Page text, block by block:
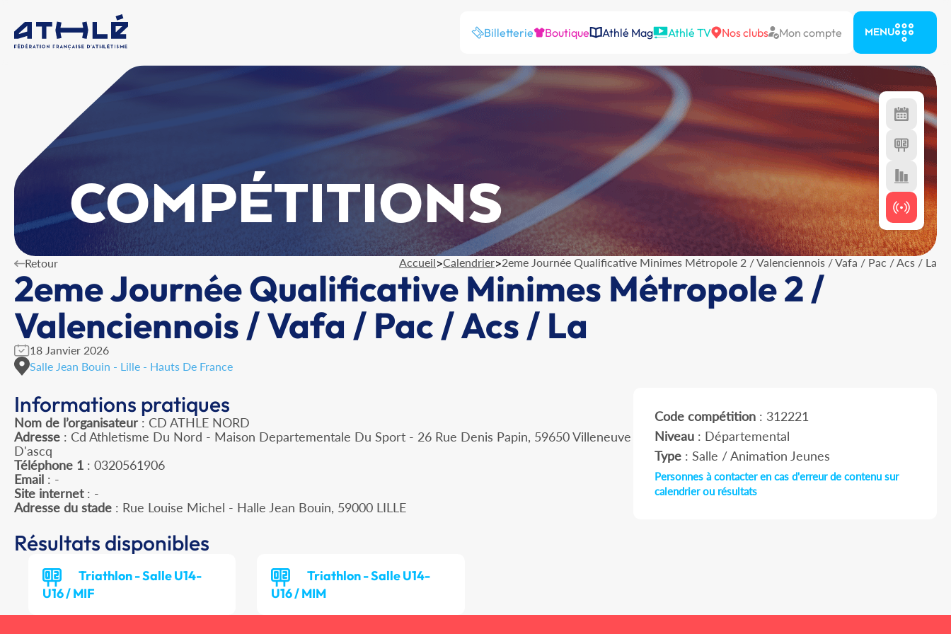
Billetterie Boutique Athlé Mag Athlé TV Nos clubs Mon compte MENU
COMPÉTITIONS
Retour Accueil>Calendrier>2eme Journée Qualificative Minimes Métropole 2 / Valenciennois / Vafa / Pac / Acs / La
2eme Journée Qualificative Minimes Métropole 2 /
Valenciennois / Vafa / Pac / Acs / La
18 Janvier 2026
Salle Jean Bouin - Lille - Hauts De France
Informations pratiques
Nom de l’organisateur : CD ATHLE NORD
Adresse : Cd Athletisme Du Nord - Maison Departementale Du Sport - 26 Rue Denis Papin, 59650 Villeneuve
D'ascq
Téléphone 1 : 0320561906
Email : -
Site internet: -
Adresse du stade : Rue Louise Michel - Halle Jean Bouin, 59000 LILLE
Code compétition : 312221
Niveau : Départemental
Type : Salle / Animation Jeunes
Personnes à contacter en cas d'erreur de contenu sur
calendrier ou résultats
Résultats disponibles
Triathlon - Salle U14-
U16 / MIF
Triathlon - Salle U14-
U16 / MIM